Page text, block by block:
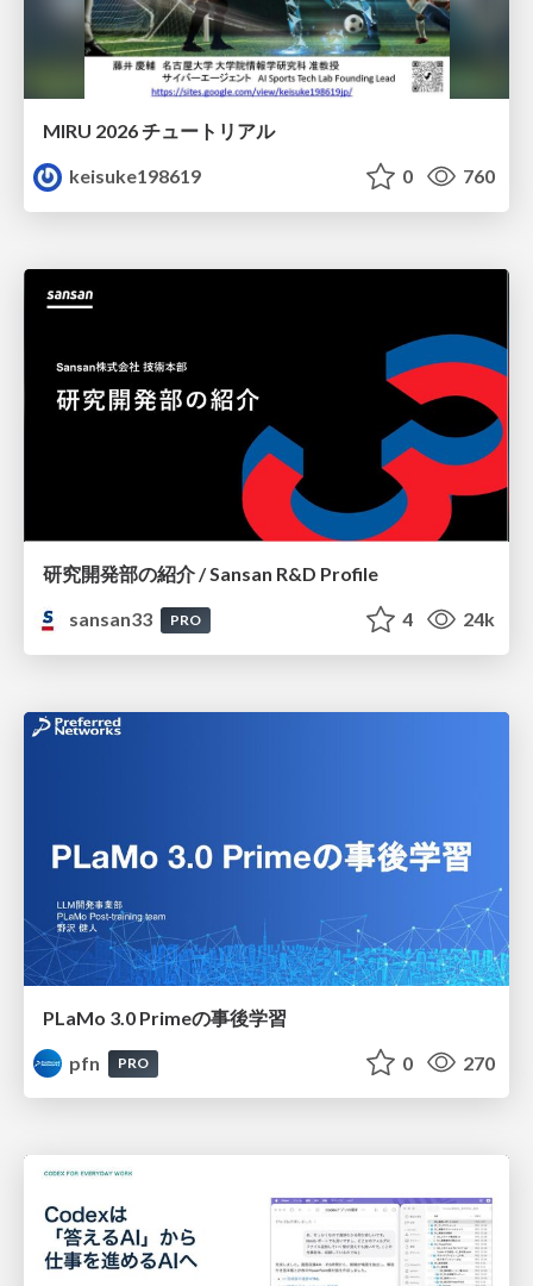
MIRU 2026 チュートリアル
keisuke198619
0 760
研究開発部の紹介 / Sansan R&D Profile
sansan33
PRO 4 24k
PLaMo 3.0 Primeの事後学習
pfn
PRO 0 270